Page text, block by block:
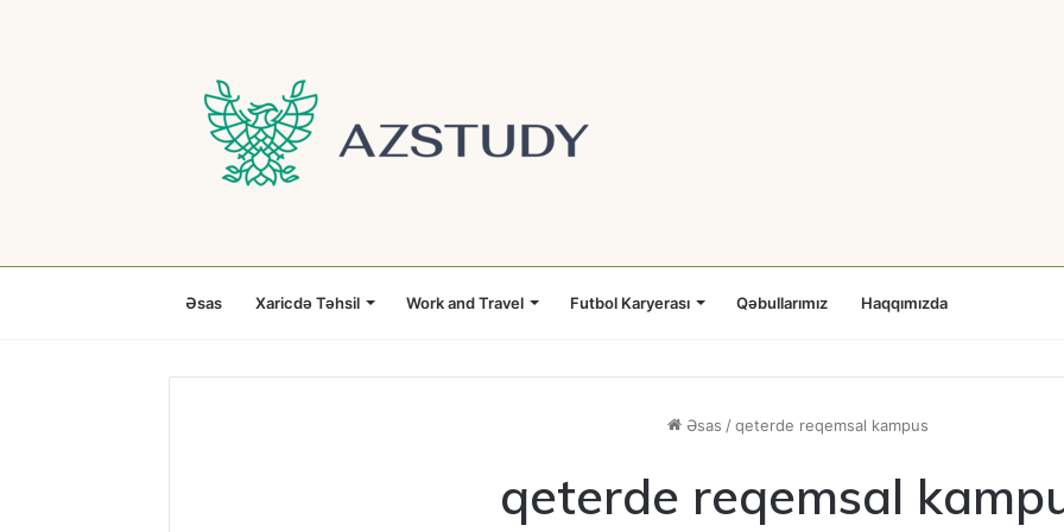
Əsas Xaricdə Təhsil Work and Travel Futbol Karyerası Qəbullarımız Haqqımızda
Əsas /qeterde reqemsal kampus
qeterde reqemsal